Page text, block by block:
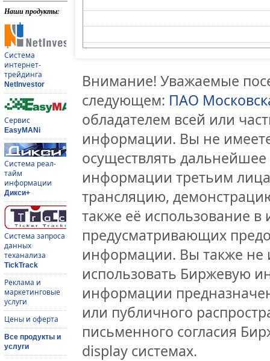
Наши продукты:
Система
интернет-
трейдинга
NetInvestor
Сервис
EasyMANi
Система реал-
тайм
информации
Дикси+
Система запроса
данных
теханализа
TickTrack
Реклама и
маркетинговые
услуги
Цены и оферта
Все продукты и
услуги
Внимание! Уважаемые
следующем: ПАО
обладателем всей или
информации. Вы не
осуществлять
информации третьим
трансляцию,
также её использование
предусматривающих
информации. Вы также не
использовать Биржевую
информации
или публичного
письменного согласия
display системах.